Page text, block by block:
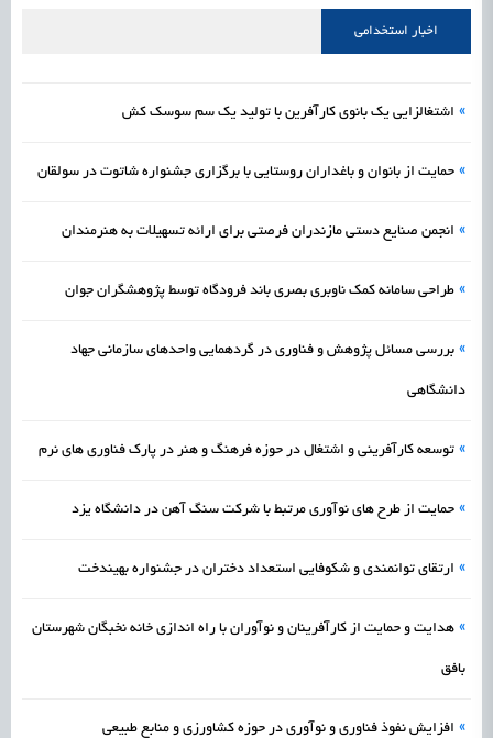
اشتغال و کارآفرینی
اخبار استخدامی
» اشتغالزایی یک بانوی کارآفرین با تولید یک سم سوسک کش
» حمایت از بانوان و باغداران روستایی با برگزاری جشنواره شاتوت در سولقان
» انجمن صنایع دستی مازندران فرصتی برای ارائه تسهیلات به هنرمندان
» طراحی سامانه کمک ناوبری بصری باند فرودگاه توسط پژوهشگران جوان
» بررسی مسائل پژوهش و فناوری در گردهمایی واحدهای سازمانی جهاد
دانشگاهی
» توسعه کارآفرینی و اشتغال در حوزه فرهنگ و هنر در پارک فناوری های نرم
» حمایت از طرح های نوآوری مرتبط با شرکت سنگ آهن در دانشگاه یزد
» ارتقای توانمندی و شکوفایی استعداد دختران در جشنواره بهیندخت
» هدایت و حمایت از کارآفرینان و نوآوران با راه اندازی خانه نخبگان شهرستان
بافق
» افزایش نفوذ فناوری و نوآوری در حوزه کشاورزی و منابع طبیعی